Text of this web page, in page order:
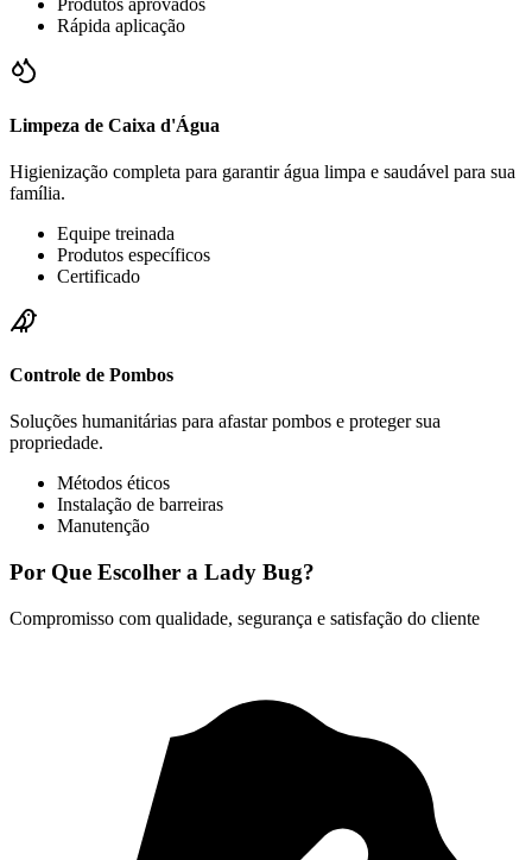
Produtos aprovados
Rápida aplicação
Limpeza de Caixa d'Água
Higienização completa para garantir água limpa e saudável para sua
família.
Equipe treinada
Produtos específicos
Certificado
Controle de Pombos
Soluções humanitárias para afastar pombos e proteger sua
propriedade.
Métodos éticos
Instalação de barreiras
Manutenção
Por Que Escolher a Lady Bug?
Compromisso com qualidade, segurança e satisfação do cliente